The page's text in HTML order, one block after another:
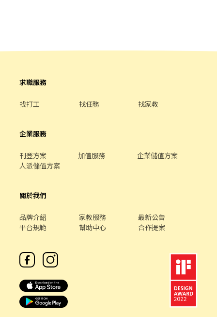
徵｜加賴 ID：@969playo 或來電預約：02-66362428(分機230)
求職服務
找打工 找任務 找家教
企業服務
刊登方案 加值服務
企業儲值方案
人派儲值方案
關於我們
品牌介紹 家教服務
最新公告
平台規範
幫助中心 合作提案